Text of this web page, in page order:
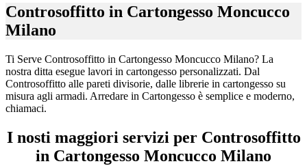
su
misura
agli
Arredare
in
Cartongesso
è
semplice
moderno,
chiamaci.
Controsoffitto in Cartongesso Moncucco
Milano
Ti Serve Controsoffitto in Cartongesso Moncucco Milano? La
nostra ditta esegue lavori in cartongesso personalizzati. Dal
Controsoffitto alle pareti divisorie, dalle librerie in cartongesso su
misura agli armadi. Arredare in Cartongesso è semplice e moderno,
chiamaci.
I nosti maggiori servizi per Controsoffitto
in Cartongesso Moncucco Milano